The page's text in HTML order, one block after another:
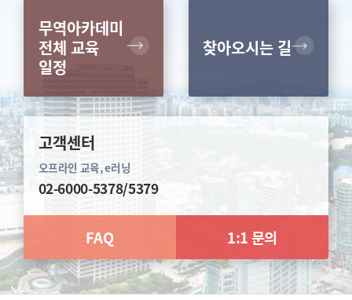
무역아카데미
전체 교육
일정
찾아오시는 길
고객센터
오프라인 교육, e러닝
02-6000-5378/5379
FAQ 1:1 문의